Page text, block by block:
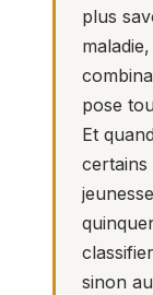
plus
pose
Et
certains
sinon